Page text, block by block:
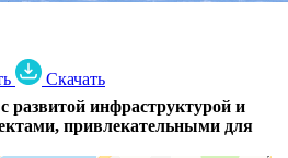
Скачать
развитой инфраструктурой и
привлекательными для